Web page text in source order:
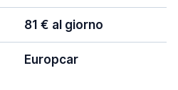
81 € al giorno
Europcar